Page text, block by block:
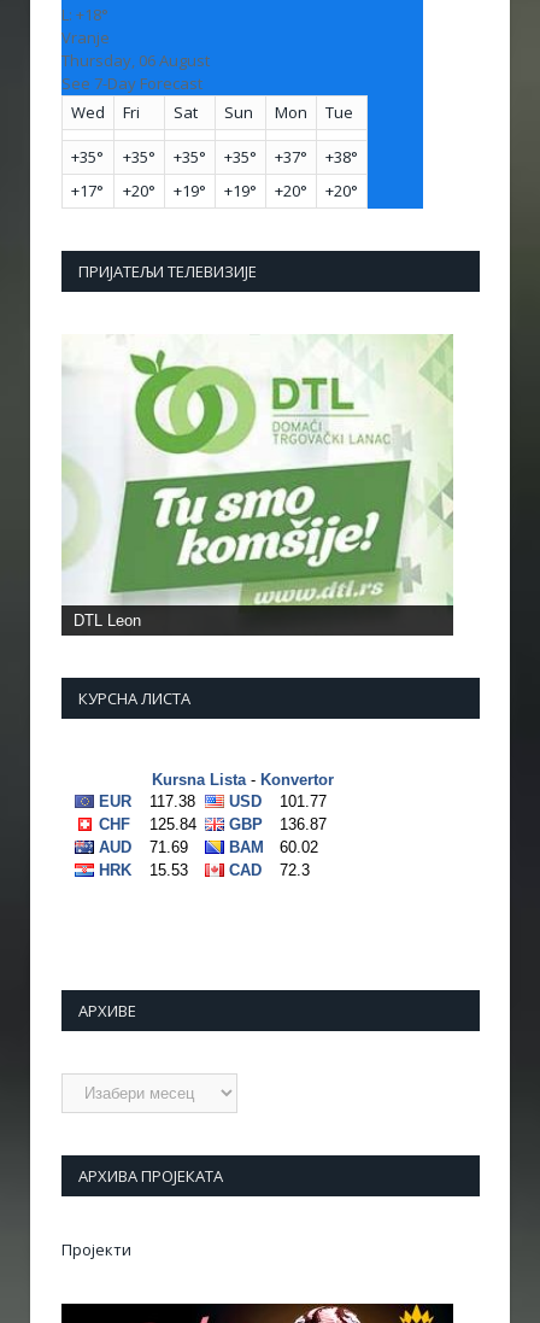
L: +18°
Vranje
Thursday, 06 August
See 7-Day Forecast
Wed
Fri Sat Sun Mon Tue
+35° +35° +35° +35° +37° +38°
+17° +20° +19° +19° +20° +20°
ПРИЈАТЕЉИ ТЕЛЕВИЗИЈЕ
КУРСНА ЛИСТА
АРХИВЕ
Архиве
АРХИВА ПРОЈЕКАТА
Пројекти